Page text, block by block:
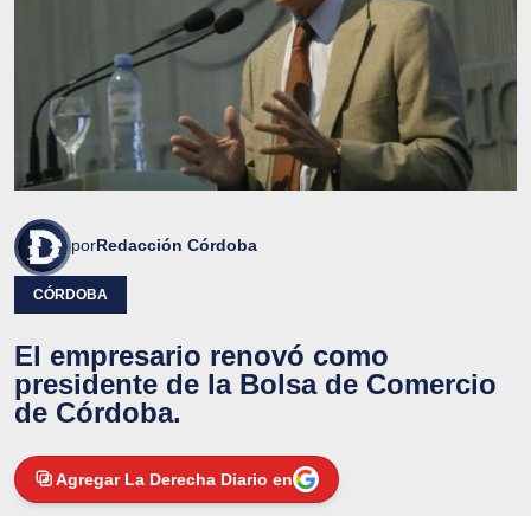
porRedacción Córdoba
CÓRDOBA
El empresario renovó como
presidente de la Bolsa de Comercio
de Córdoba.
Agregar La Derecha Diario en